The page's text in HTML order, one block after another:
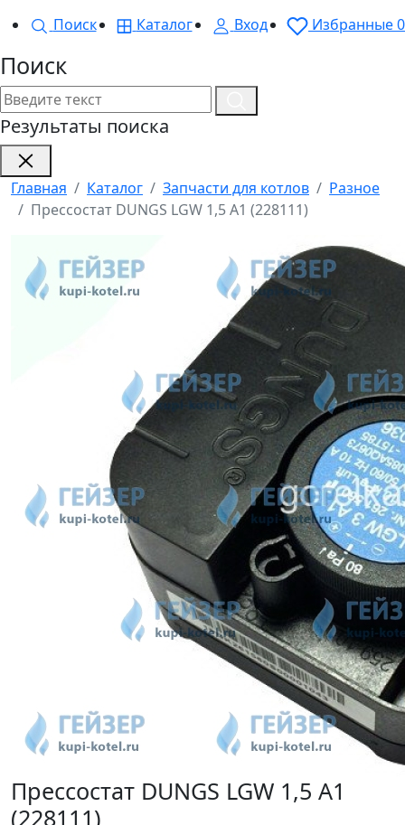
Поиск
Каталог Вход Избранные0
Поиск
Результаты поиска
Главная Каталог Запчасти для котлов
Разное
Прессостат DUNGS LGW 1,5 A1 (228111)
Прессостат DUNGS LGW 1,5 A1
(228111)